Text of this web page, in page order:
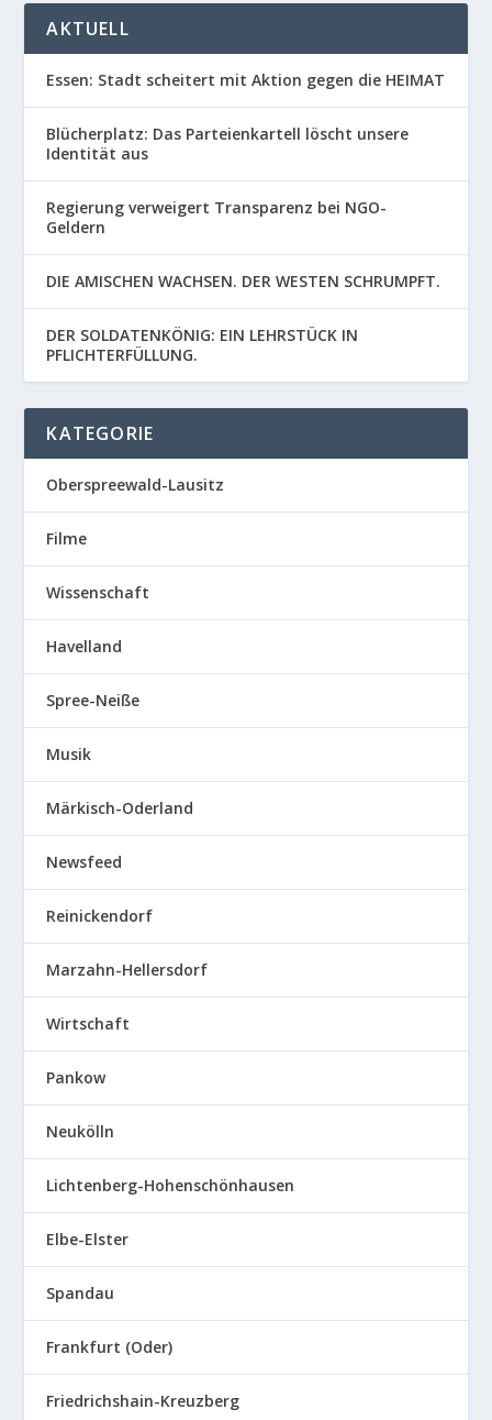
AKTUELL
Essen: Stadt scheitert mit Aktion gegen die HEIMAT
Blücherplatz: Das Parteienkartell löscht unsere
Identität aus
Regierung verweigert Transparenz bei NGO-
Geldern
DIE AMISCHEN WACHSEN. DER WESTEN SCHRUMPFT.
DER SOLDATENKÖNIG: EIN LEHRSTÜCK IN
PFLICHTERFÜLLUNG.
KATEGORIE
Oberspreewald-Lausitz
Filme
Wissenschaft
Havelland
Spree-Neiße
Musik
Märkisch-Oderland
Newsfeed
Reinickendorf
Marzahn-Hellersdorf
Wirtschaft
Pankow
Neukölln
Lichtenberg-Hohenschönhausen
Elbe-Elster
Spandau
Frankfurt (Oder)
Friedrichshain-Kreuzberg